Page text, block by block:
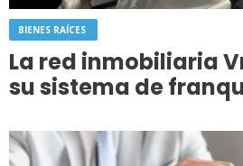
BIENES RAÍCES
La red inmobiliaria
su sistema de